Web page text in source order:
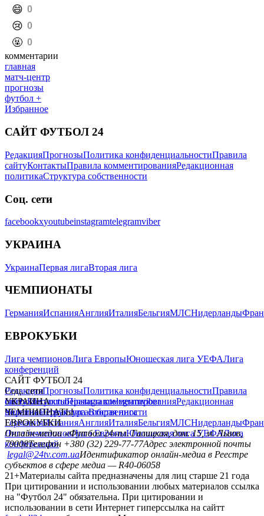
️😄 0
️😢 0
️🤬 0
комментарии
главная
матч-центр
прогнозы
футбол +
Избранное
САЙТ ФУТБОЛ 24
РедакцияПрогнозыПолитика конфиденциальностиПравила
сайтуКонтактыПравила комментированияРедакционная
политикаСтруктура собственности
Соц. сети
facebookxyoutubeinstagramtelegramviber
УКРАИНА
УкраинаПервая лигаВторая лига
ЧЕМПИОНАТЫ
ГерманияИспанияАнглияИталияБельгияМЛСНидерланды
ЕВРОКУБКИ
Лига чемпионовЛига ЕвропыЮношеская лига УЕФАЛига
конференций
САЙТ ФУТБОЛ 24
РедакцияПрогнозыПолитика конфиденциальностиПравила
сайтуКонтактыПравила комментированияРедакционная
политикаСтруктура собственности
Соц. сети
facebookxyoutubeinstagramtelegramviber
УКРАИНА
УкраинаПервая лигаВторая лига
ЧЕМПИОНАТЫ
ГерманияИспанияАнглияИталияБельгияМЛСНидерланды
ЕВРОКУБКИ
Лига чемпионовЛига ЕвропыЮношеская лига УЕФАЛига
конференций
Онлайн-медиа «Футбол 24»пл. Галицкая, дом. 15, м. Львов,
79008Телефон +380 (32) 229-77-77Адрес электронной почты
legal@24tv.com.uaИдентификатор онлайн-медиа в Реестре
субъектов в сфере медиа — R40-06058
21+Материалы сайта предназначены для лиц старше 21 года
При цитировании и использовании любых материалов ссылка
на "Футбол 24" обязательна. При цитировании и
использовании в сети Интернет гиперссылка на сайтт